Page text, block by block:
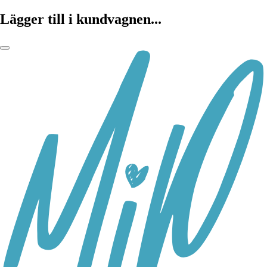
Lägger till i kundvagnen...